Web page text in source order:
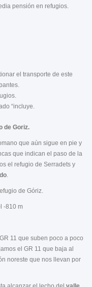
pensión en refugios.
el transporte de este
“incluye.
de Goriz.
que aún sigue en pie y
que indican el paso de la
el refugio de Serradets y
.
de Góriz.
-810 m
11 que suben poco a poco
el GR 11 que baja al
noreste que nos llevan por